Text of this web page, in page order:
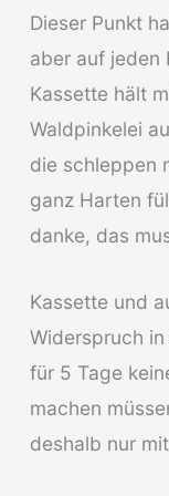
Dieser Punkt
aber auf jeden
Kassette hält
Waldpinkelei
die schleppen
ganz Harten
danke, das
Kassette und
Widerspruch
für 5 Tage
machen
deshalb nur